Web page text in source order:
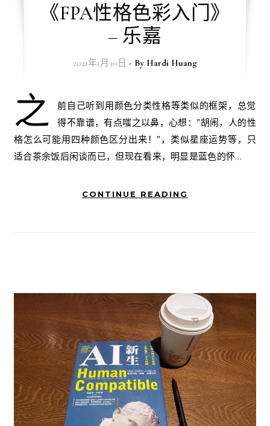
《FPA性格色彩入门》
– 乐嘉
2021年1月30日 - By Hardi Huang
之
前自己听到用颜色分类性格等类似的框架，总觉
得不靠谱，有点嗤之以鼻，心想：”胡闹，人的性
格怎么可能用四种颜色区分出来！”，类似星座运势等，只
适合茶余饭后闲谈而已，但现在看来，明显是蓝色的怀…
CONTINUE READING